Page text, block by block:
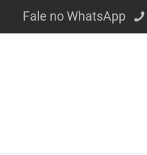
Fale no WhatsApp